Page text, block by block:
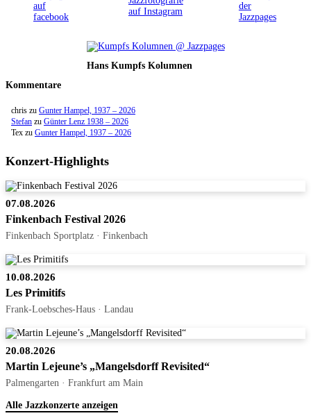
Hans Kumpfs Kolumnen
Kommentare
chris zu Gunter Hampel, 1937 – 2026
Stefan zu Günter Lenz 1938 – 2026
Tex zu Gunter Hampel, 1937 – 2026
Konzert-Highlights
07.08.2026
Finkenbach Festival 2026
Finkenbach Sportplatz · Finkenbach
10.08.2026
Les Primitifs
Frank-Loebsches-Haus · Landau
20.08.2026
Martin Lejeune’s „Mangelsdorff Revisited“
Palmengarten · Frankfurt am Main
Alle Jazzkonzerte anzeigen